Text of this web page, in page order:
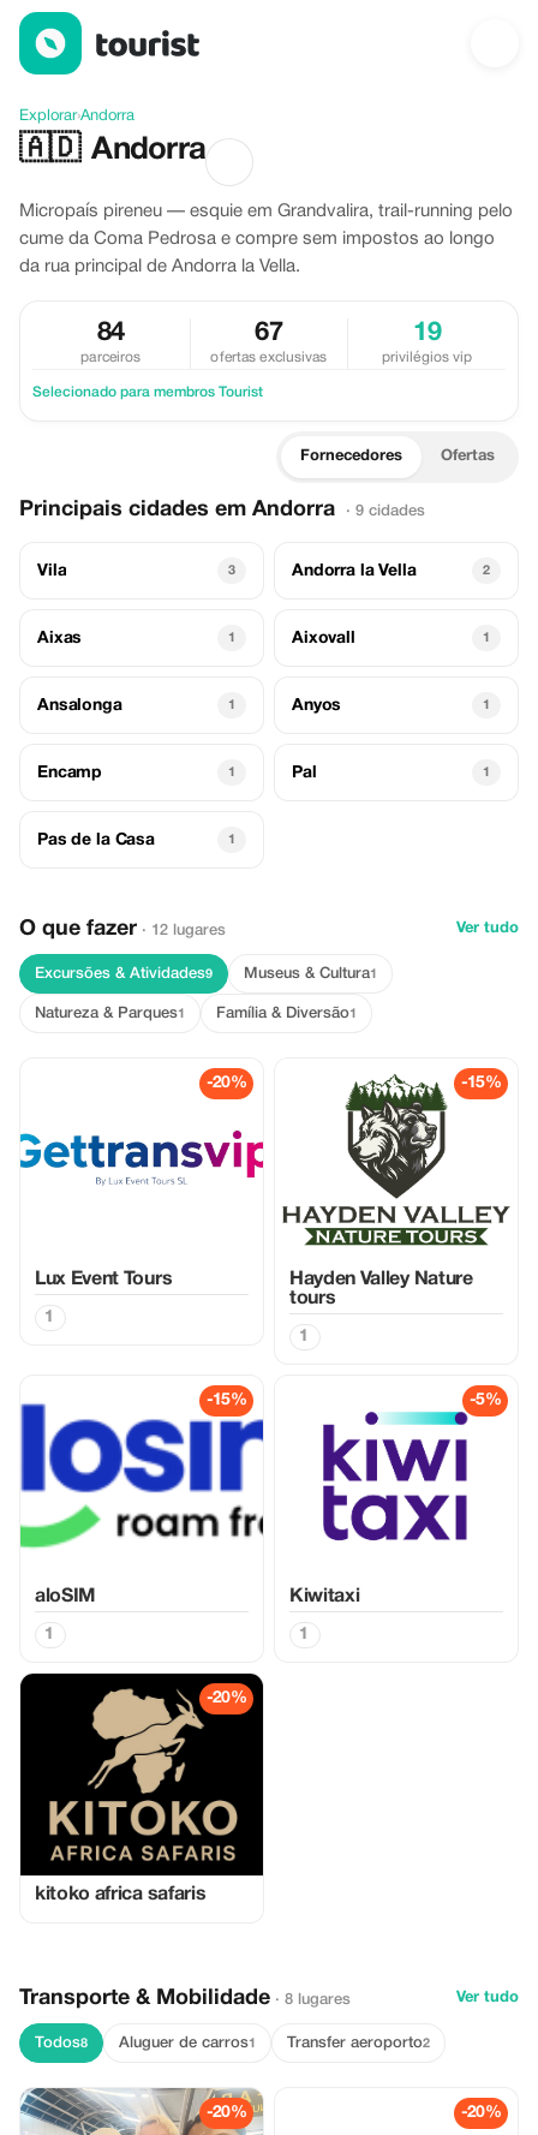
Descubra Andorra
Explorar›Andorra
🇦🇩 Andorra
Micropaís pireneu — esquie em Grandvalira, trail-running pelo
cume da Coma Pedrosa e compre sem impostos ao longo
da rua principal de Andorra la Vella.
84
parceiros
67
ofertas exclusivas
19
privilégios vip
Selecionado para membros Tourist
Fornecedores Ofertas
Principais cidades em Andorra · 9 cidades
Vila 3 Andorra la Vella 2
Aixas 1 Aixovall 1
Ansalonga 1 Anyos 1
Encamp 1 Pal 1
Pas de la Casa 1
O que fazer · 12 lugares Ver tudo
Excursões & Atividades9 Museus & Cultura1
Natureza & Parques1 Família & Diversão1
-20%
Lux Event Tours
1
-15%
Hayden Valley Nature
tours
1
-15%
aloSIM
1
-5%
Kiwitaxi
1
-20%
kitoko africa safaris
Transporte & Mobilidade · 8 lugares Ver tudo
Todos8 Aluguer de carros1 Transfer aeroporto2
-20% -20%